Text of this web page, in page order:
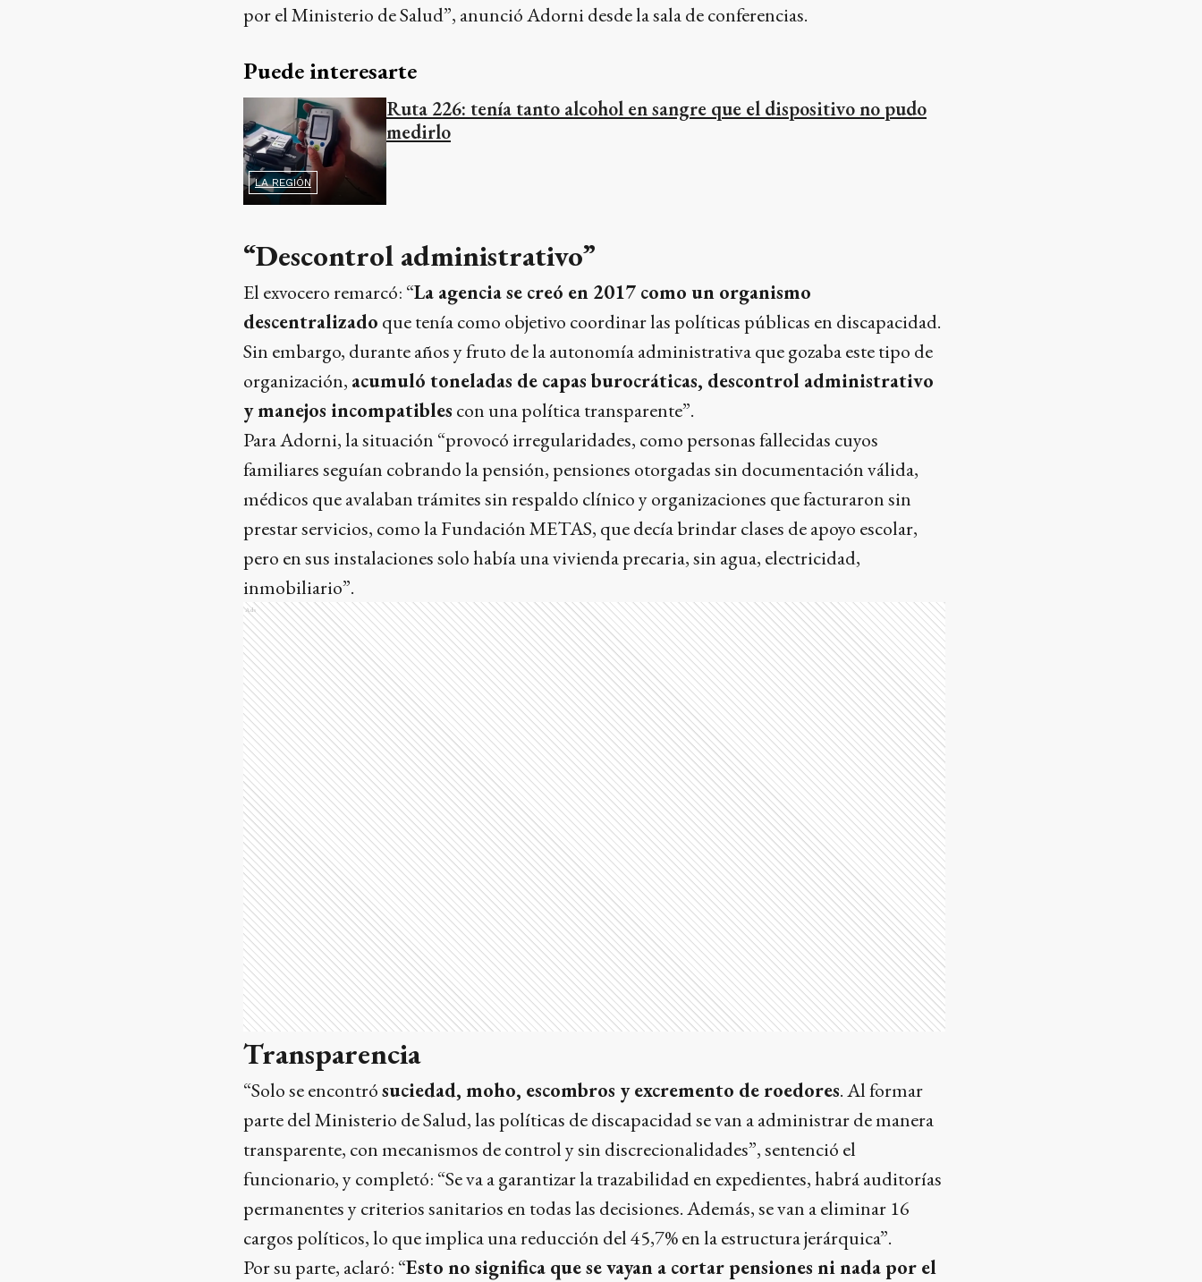
por el Ministerio de Salud”, anunció Adorni desde la sala de conferencias.
Puede interesarte
LA REGIÓN
Ruta 226: tenía tanto alcohol en sangre que el dispositivo no pudo
medirlo
“Descontrol administrativo”
El exvocero remarcó: “La agencia se creó en 2017 como un organismo
descentralizado que tenía como objetivo coordinar las políticas públicas en discapacidad.
Sin embargo, durante años y fruto de la autonomía administrativa que gozaba este tipo de
organización, acumuló toneladas de capas burocráticas, descontrol administrativo
y manejos incompatibles con una política transparente”.
Para Adorni, la situación “provocó irregularidades, como personas fallecidas cuyos
familiares seguían cobrando la pensión, pensiones otorgadas sin documentación válida,
médicos que avalaban trámites sin respaldo clínico y organizaciones que facturaron sin
prestar servicios, como la Fundación METAS, que decía brindar clases de apoyo escolar,
pero en sus instalaciones solo había una vivienda precaria, sin agua, electricidad,
inmobiliario”.
Ads
Transparencia
“Solo se encontrósuciedad, moho, escombros y excremento de roedores. Al formar
parte del Ministerio de Salud, las políticas de discapacidad se van a administrar de manera
transparente, con mecanismos de control y sin discrecionalidades”, sentenció el
funcionario, y completó: “Se va a garantizar la trazabilidad en expedientes, habrá auditorías
permanentes y criterios sanitarios en todas las decisiones. Además, se van a eliminar 16
cargos políticos, lo que implica una reducción del 45,7% en la estructura jerárquica”.
Por su parte, aclaró: “Esto no significa que se vayan a cortar pensiones ni nada por el